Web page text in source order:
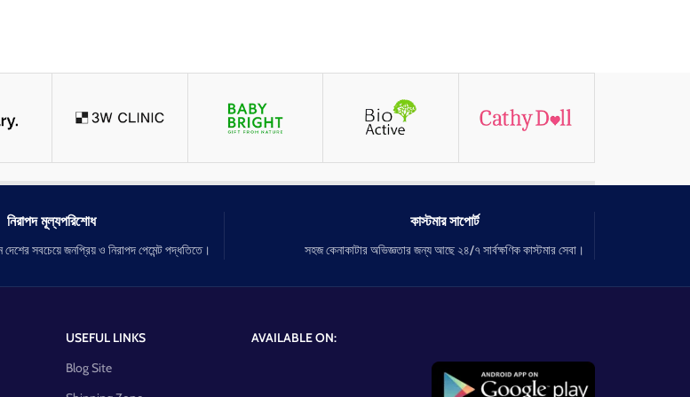
নিরাপদ মূল্যপরিশোধ
সবচেয়ে জনপ্রিয় ও নিরাপদ পেমেন্ট পদ্ধতিতে।
কাস্টমার সাপোর্ট
সহজ কেনাকাটার অভিজ্ঞতার জন্য আছে ২৪/৭ সার্বক্ষণিক কাস্টমার সেবা।
USEFUL LINKS
Blog Site
AVAILABLE ON: